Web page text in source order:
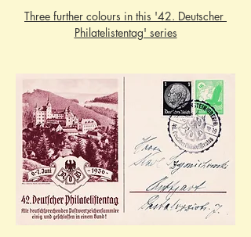
Three further colours in this '42. Deutscher
Philatelistentag' series